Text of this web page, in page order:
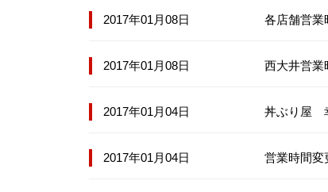
2017年01月08日 各店舗営業
2017年01月08日 西大井営業
2017年01月04日 丼ぶり屋
2017年01月04日 営業時間変